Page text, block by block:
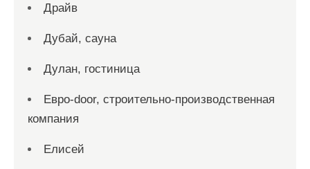
Драйв
Дубай, сауна
Дулан, гостиница
Евро-door, строительно-производственная
компания
Елисей